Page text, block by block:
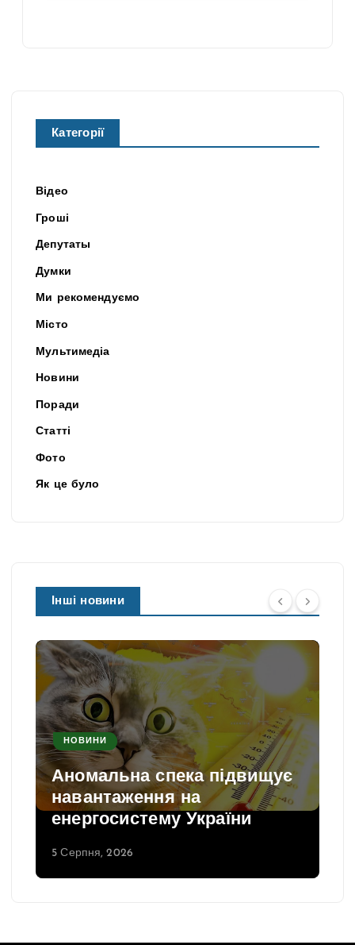
Категорії
Відео
Гроші
Депутаты
Думки
Ми рекомендуємо
Місто
Мультимедіа
Новини
Поради
Статті
Фото
Як це було
Інші новини
НОВИНИ
Аномальна спека підвищує
навантаження на
енергосистему України
5 Серпня, 2026